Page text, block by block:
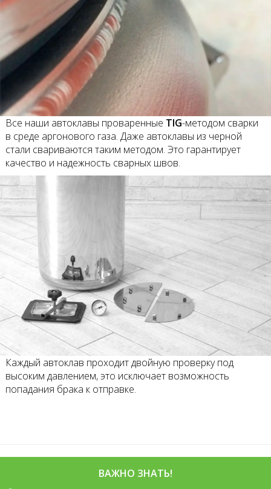
Все наши автоклавы проваренные TIG-методом сварки
в среде аргонового газа. Даже автоклавы из черной
стали свариваются таким методом. Это гарантирует
качество и надежность сварных швов.
Каждый автоклав проходит двойную проверку под
высоким давлением, это исключает возможность
попадания брака к отправке.
ВАЖНО ЗНАТЬ!